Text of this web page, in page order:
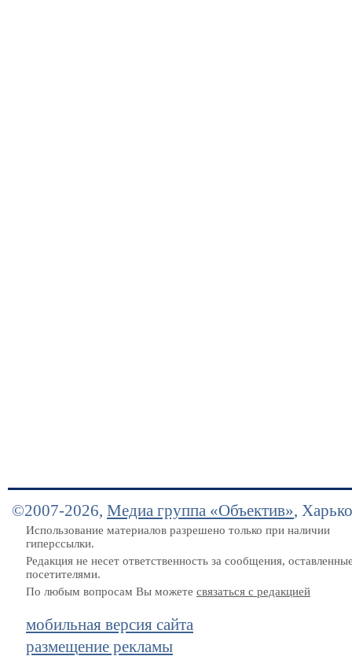
©2007-2026, Медиа группа «Объектив»,
Использование материалов разрешено только при наличии
гиперссылки.
Редакция не несет ответственность за сообщения,
посетителями.
По любым вопросам Вы можете связаться с редакцией
мобильная версия сайта
размещение рекламы